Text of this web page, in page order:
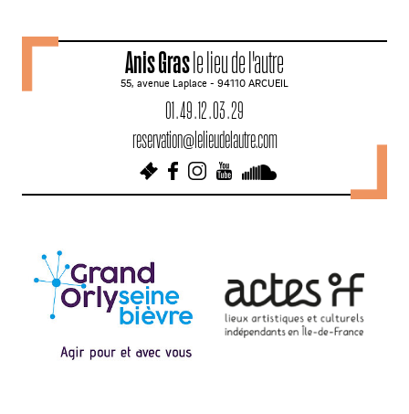
v
g
o
Anis Gras le lieu de l'autre
55, avenue Laplace - 94110 ARCUEIL
01 . 49 . 12 . 03 . 29
reservation@lelieudelautre.com